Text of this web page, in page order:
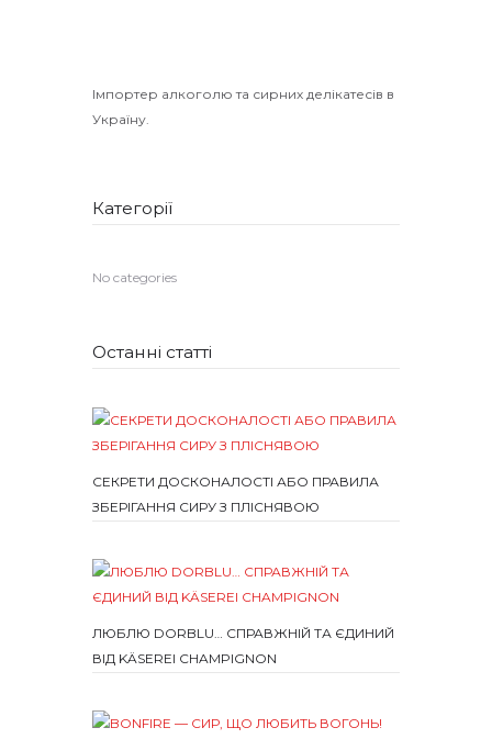
Імпортер алкоголю та сирних делікатесів в
Україну.
Категорії
No categories
Останні статті
СЕКРЕТИ ДОСКОНАЛОСТІ АБО ПРАВИЛА
ЗБЕРІГАННЯ СИРУ З ПЛІСНЯВОЮ
ЛЮБЛЮ DORBLU… СПРАВЖНІЙ ТА ЄДИНИЙ
ВІД KÄSEREI CHAMPIGNON